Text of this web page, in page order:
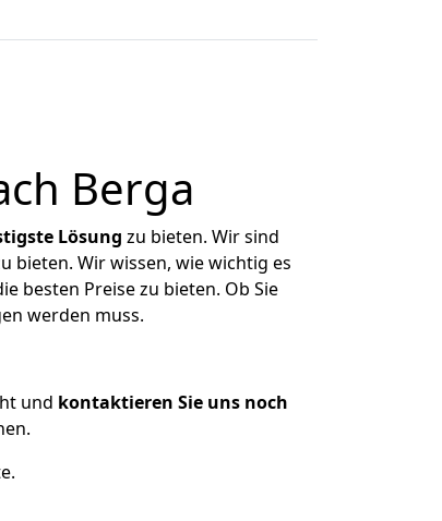
Berga
Lösung zu bieten. Wir sind
bieten. Wir wissen, wie wichtig es
besten Preise zu bieten. Ob Sie
werden muss.
und kontaktieren Sie uns noch